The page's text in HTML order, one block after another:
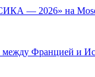
— 2026» на
Францией и